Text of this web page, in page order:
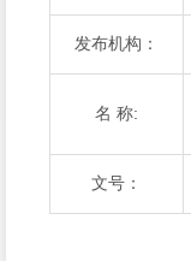
发布机构：
名 称:
文号：